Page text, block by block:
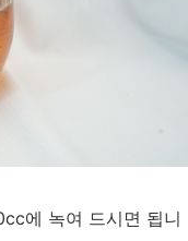
에 녹여 드시면 됩니